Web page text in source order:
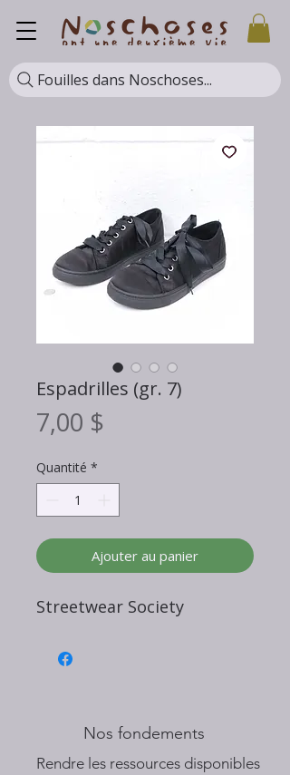
Fouilles dans Noschoses...
Espadrilles (gr. 7)
7,00 $
Quantité *
Ajouter au panier
Streetwear Society
Nos fondements
​Rendre les ressources disponibles